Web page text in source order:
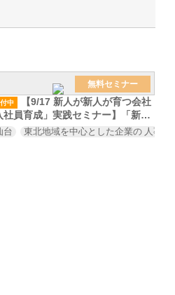
無料セミナー
中
【9/17 新人が新人が育つ会社
社員育成」実践セミナー】「新・
力実践研修」体験会
台 東北地域を中心とした企業の 人事